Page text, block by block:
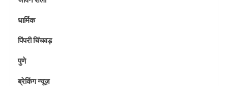
धार्मिक
पिंपरी चिंचवड़
पुणे
ब्रेकिंग न्यूज़